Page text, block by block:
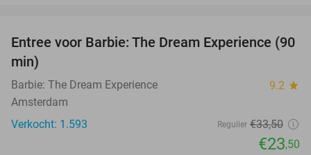
30%
Entree voor Barbie: The Dream Experience (90
min)
Barbie: The Dream Experience 9.2 star
Amsterdam
Verkocht: 1.593
Regulier €33,50
€23,50